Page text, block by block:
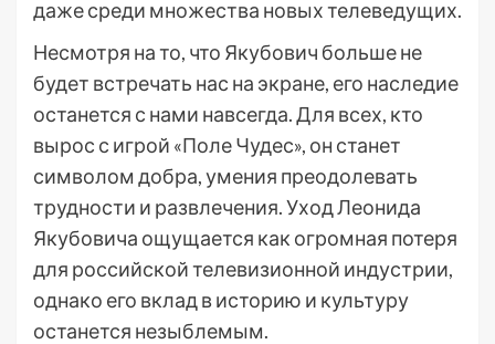
даже среди множества новых телеведущих.
Несмотря на то, что Якубович больше не
будет встречать нас на экране, его наследие
останется с нами навсегда. Для всех, кто
вырос с игрой «Поле Чудес», он станет
символом добра, умения преодолевать
трудности и развлечения. Уход Леонида
Якубовича ощущается как огромная потеря
для российской телевизионной индустрии,
однако его вклад в историю и культуру
останется незыблемым.